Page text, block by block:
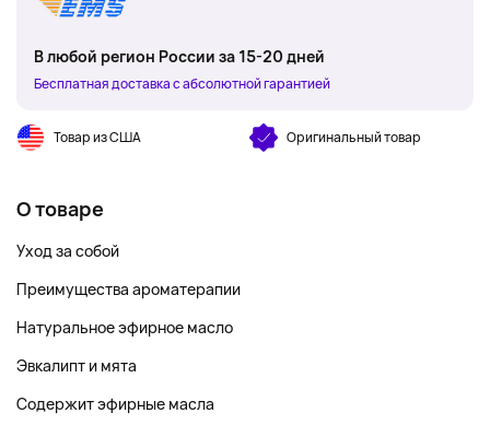
В любой регион России за 15-20 дней
Бесплатная доставка с абсолютной гарантией
Товар из США Оригинальный товар
О товаре
Уход за собой
Преимущества ароматерапии
Натуральное эфирное масло
Эвкалипт и мята
Содержит эфирные масла